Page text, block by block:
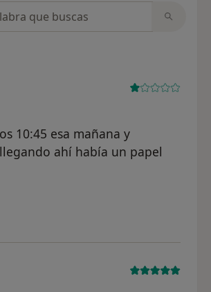
10:45 esa mañana y
ahí había un papel
CD